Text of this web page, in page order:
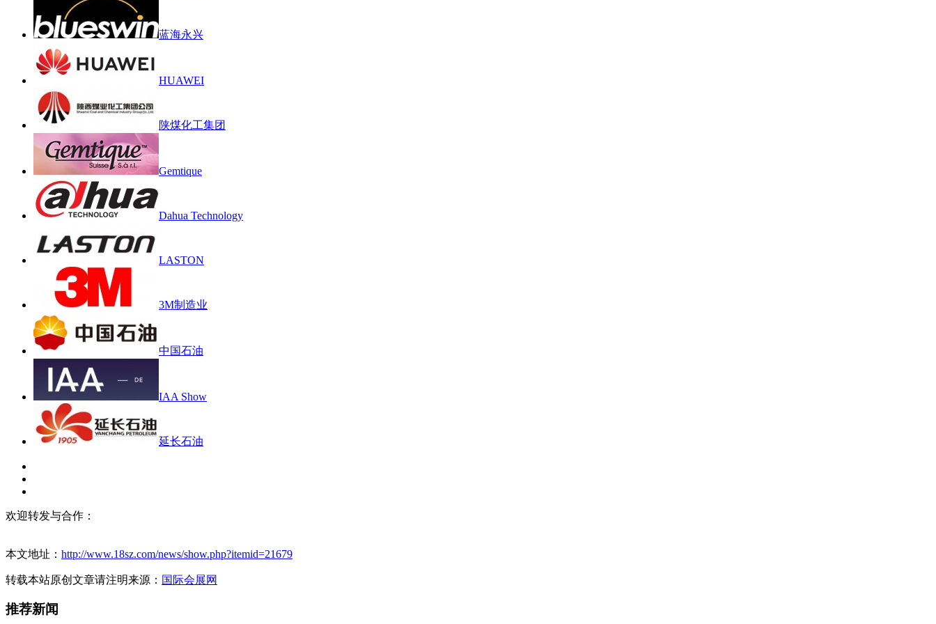
蓝海永兴
HUAWEI
陕煤化工集团
Gemtique
Dahua Technology
LASTON
3M制造业
中国石油
IAA Show
延长石油
欢迎转发与合作：
本文地址： http://www.18sz.com/news/show.php?itemid=21679
转载本站原创文章请注明来源： 国际会展网
推荐新闻